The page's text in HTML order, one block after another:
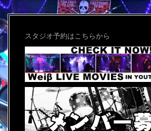
スタジオ予約はこちらから